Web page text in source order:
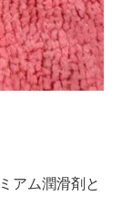
アム潤滑剤と